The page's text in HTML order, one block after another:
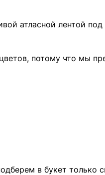
атласной лентой
потому что мы
в букет только